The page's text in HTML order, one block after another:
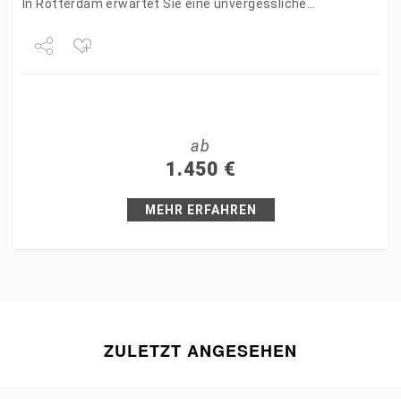
In Rotterdam erwartet Sie eine unvergessliche
ab
1.450 €
MEHR ERFAHREN
ZULETZT ANGESEHEN